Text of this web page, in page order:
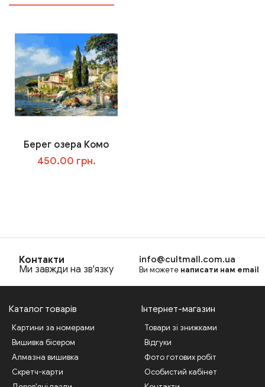
Берег озера Комо
450.00 грн.
Контакти
Ми завжди на зв'язку
info@cultmall.com.ua
Ви можете написати нам email
Каталог товарів
Картини за номерами
Вишивка бісером
Алмазна вишивка
Скретч-карти
Інтернет-магазин
Товари зі знижками
Відгуки
Фото готових робіт
Особистий кабінет